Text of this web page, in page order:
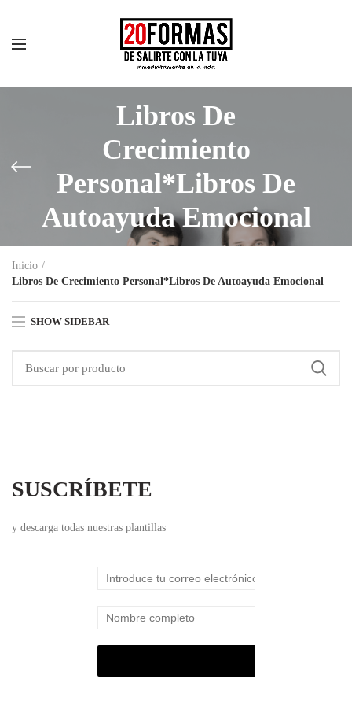
Libros De
Crecimiento
Personal*Libros De
Autoayuda Emocional
Inicio
Libros De Crecimiento Personal*Libros De Autoayuda Emocional
SHOW SIDEBAR
SUSCRÍBETE
y descarga todas nuestras plantillas